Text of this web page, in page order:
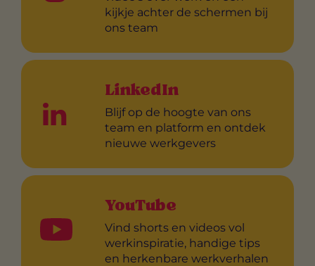
kijkje achter de schermen bij
ons team
LinkedIn
Blijf op de hoogte van ons
team en platform en ontdek
nieuwe werkgevers
YouTube
Vind shorts en videos vol
werkinspiratie, handige tips
en herkenbare werkverhalen